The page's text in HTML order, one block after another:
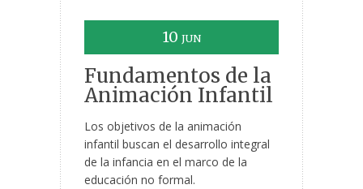
10 JUN
Fundamentos de la
Animación Infantil
Los objetivos de la animación
infantil buscan el desarrollo integral
de la infancia en el marco de la
educación no formal.